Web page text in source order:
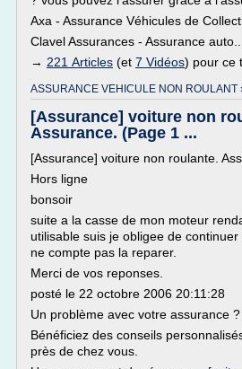
Axa - Assurance Véhicules de
Clavel Assurances - Assurance
→ 221 Articles (et 7 Vidéos) pour ce
ASSURANCE VEHICULE NON ROULANT
[Assurance] voiture non
Assurance. (Page 1 ...
[Assurance] voiture non roulante.
Hors ligne
bonsoir
suite a la casse de mon moteur
utilisable suis je obligee de
ne compte pas la reparer.
Merci de vos reponses.
posté le 22 octobre 2006 20:11:28
Un problème avec votre assurance ?
Bénéficiez des conseils
près de chez vous.